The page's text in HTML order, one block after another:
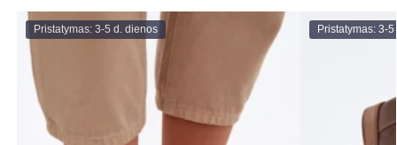
Pristatymas: 3-5 d. dienos Pristatymas: 3-